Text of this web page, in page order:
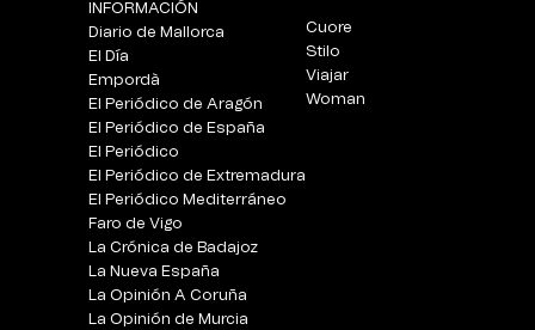
INFORMACIÓN
Diario de Mallorca
El Día
Empordà
El Periódico de Aragón
El Periódico de España
El Periódico
El Periódico de Extremadura
El Periódico Mediterráneo
Faro de Vigo
La Crónica de Badajoz
La Nueva España
La Opinión A Coruña
La Opinión de Murcia
Cuore
Stilo
Viajar
Woman